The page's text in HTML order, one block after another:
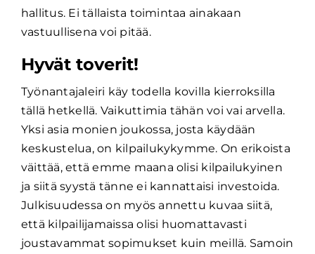
hallitus. Ei tällaista toimintaa ainakaan
vastuullisena voi pitää.
Hyvät toverit!
Työnantajaleiri käy todella kovilla kierroksilla
tällä hetkellä. Vaikuttimia tähän voi vai arvella.
Yksi asia monien joukossa, josta käydään
keskustelua, on kilpailukykymme. On erikoista
väittää, että emme maana olisi kilpailukyinen
ja siitä syystä tänne ei kannattaisi investoida.
Julkisuudessa on myös annettu kuvaa siitä,
että kilpailijamaissa olisi huomattavasti
joustavammat sopimukset kuin meillä. Samoin